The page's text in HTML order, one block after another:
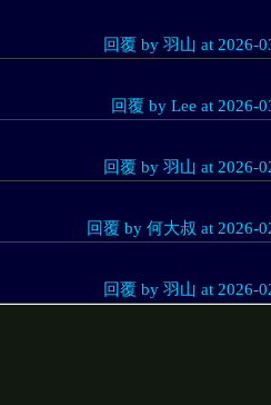
回覆 by 羽山 at 2026-
回覆 by Lee at 2026-
回覆 by 羽山 at 2026-
回覆 by 何大叔 at 2026-
回覆 by 羽山 at 2026-